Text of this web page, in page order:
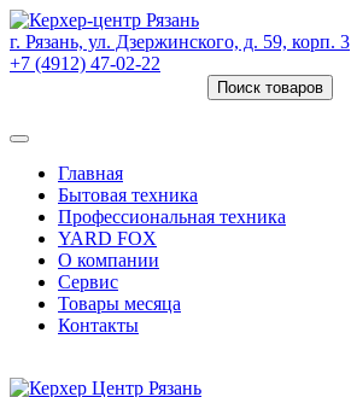
г. Рязань, ул. Дзержинского, д. 59, корп. 3
+7 (4912) 47-02-22
Поиск товаров
Главная
Бытовая техника
Профессиональная техника
YARD FOX
О компании
Сервис
Товары месяца
Контакты